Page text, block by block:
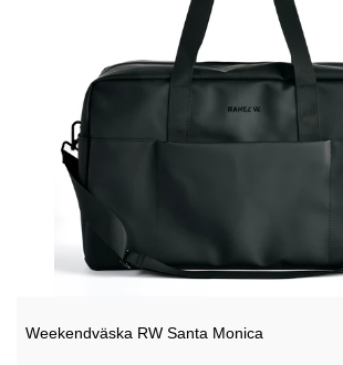
Weekendväska RW Santa Monica